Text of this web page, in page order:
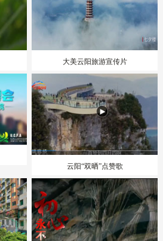
大美云阳旅游宣传片
云阳“双晒”点赞歌